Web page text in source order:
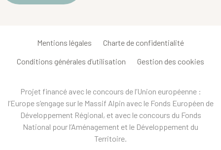
Mentions légales Charte de confidentialité
Conditions générales d’utilisation Gestion des cookies
Projet financé avec le concours de l’Union européenne :
l’Europe s’engage sur le Massif Alpin avec le Fonds Européen de
Développement Régional, et avec le concours du Fonds
National pour l’Aménagement et le Développement du
Territoire.